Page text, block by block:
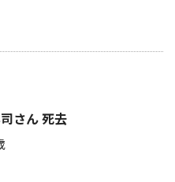
さん 死去